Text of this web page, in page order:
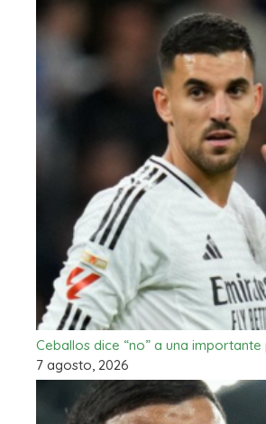
Ceballos dice “no” a una importante
7 agosto, 2026